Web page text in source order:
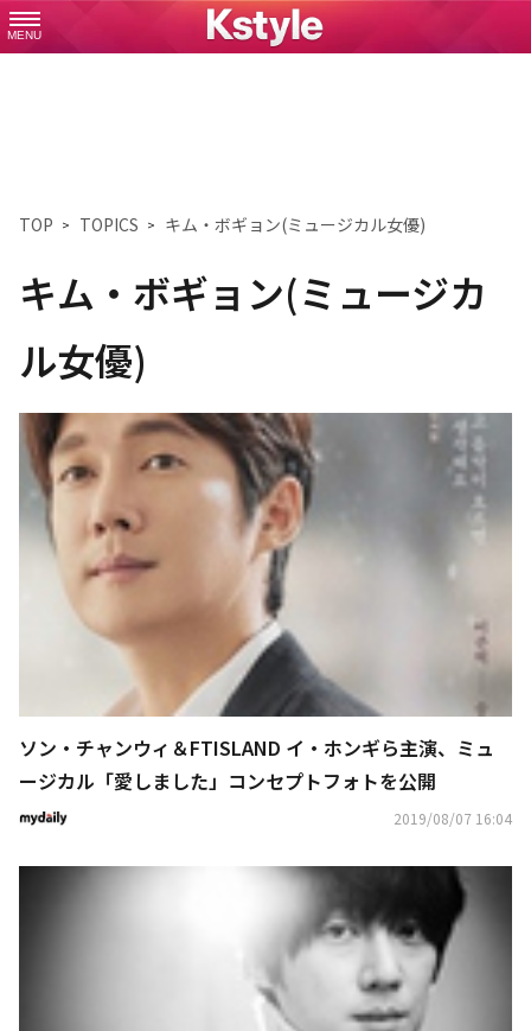
MENU
TOP TOPICS キム・ボギョン(ミュージカル女優)
キム・ボギョン(ミュージカ
ル女優)
ソン・チャンウィ＆FTISLAND イ・ホンギら主演、ミュ
ージカル「愛しました」コンセプトフォトを公開
2019/08/07 16:04